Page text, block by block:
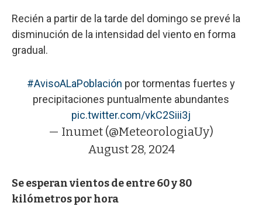
Recién a partir de la tarde del domingo se prevé la
disminución de la intensidad del viento en forma
gradual.
#AvisoALaPoblación por tormentas fuertes y
precipitaciones puntualmente abundantes
pic.twitter.com/vkC2Siii3j
— Inumet (@MeteorologiaUy)
August 28, 2024
Se esperan vientos de entre 60 y 80
kilómetros por hora